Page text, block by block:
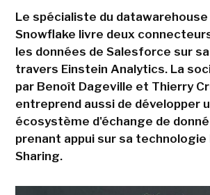
Le spécialiste du datawarehouse
Snowflake livre deux
les données de Salesforce sur
travers Einstein Analytics. La
par Benoît Dageville et Thierry
entreprend aussi de développer
écosystème d'échange de
prenant appui sur sa technologie
Sharing.